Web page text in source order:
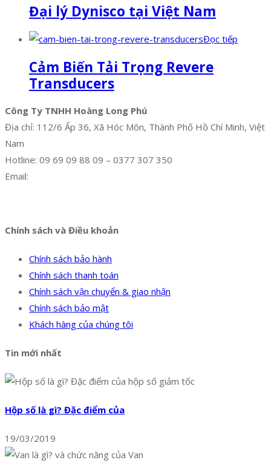
Đại lý Dynisco tại Việt Nam
Đọc tiếp
Cảm Biến Tải Trọng Revere
Transducers
Công Ty TNHH Hoàng Long Phú
Địa chỉ: 112/6 Ấp 36, Xã Hóc Môn, Thành Phố Hồ Chí Minh, Việt
Nam
Hotline: 09 69 09 88 09 – 0377 307 350
Email:
Chính sách và Điều khoản
Chính sách bảo hành
Chính sách thanh toán
Chính sách vận chuyển & giao nhận
Chính sách bảo mật
Khách hàng của chúng tôi
Tin mới nhất
Hộp số là gì? Đặc điểm của
19/03/2019